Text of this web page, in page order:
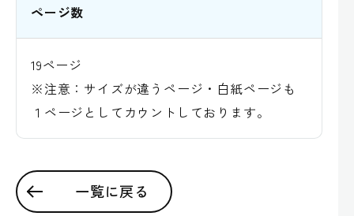
ページ数
19ページ
※注意：サイズが違うページ・白紙ページも
１ページとしてカウントしております。
一覧に戻る